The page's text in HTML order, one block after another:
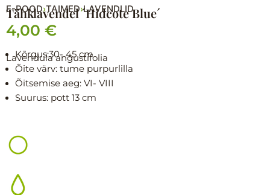
E-POOD›TAIMED›LAVENDLID
Tähklavendel ´Hidcote Blue´
4,00 €
Lavendula angustifolia
Kõrgus:30- 45 cm
Õite värv: tume purpurlilla
Õitsemise aeg: VI- VIII
Suurus: pott 13 cm